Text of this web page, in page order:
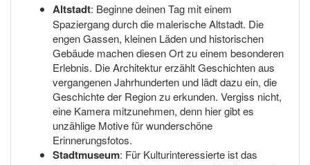
Altstadt: Beginne deinen Tag mit einem
Spaziergang durch die malerische Altstadt. Die
engen Gassen, kleinen Läden und historischen
Gebäude machen diesen Ort zu einem besonderen
Erlebnis. Die Architektur erzählt Geschichten aus
vergangenen Jahrhunderten und lädt dazu ein, die
Geschichte der Region zu erkunden. Vergiss nicht,
eine Kamera mitzunehmen, denn hier gibt es
unzählige Motive für wunderschöne
Erinnerungsfotos.
Stadtmuseum: Für Kulturinteressierte ist das